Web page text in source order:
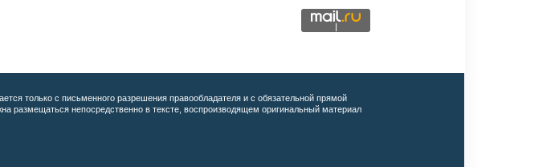
только с письменного разрешения правообладателя и с обязательной прямой
размещаться непосредственно в тексте, воспроизводящем оригинальный материал